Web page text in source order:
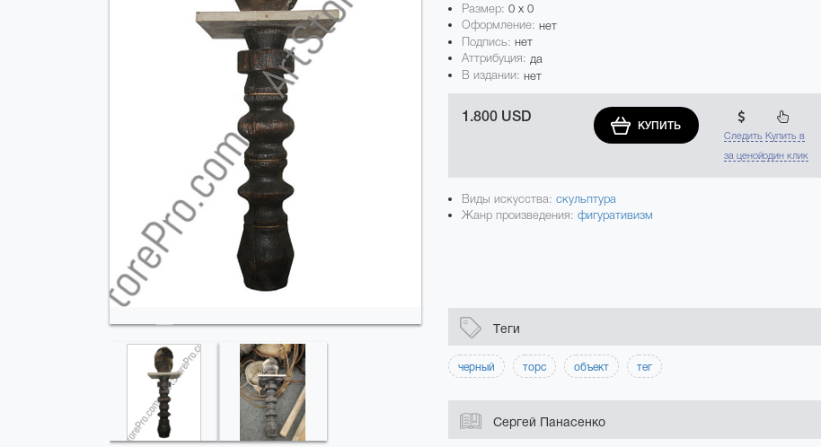
Размер: 0 x 0
Оформление: нет
Подпись: нет
Аттрибуция: да
В издании: нет
1.800 USD
КУПИТЬ
Следить
за ценой
Купить в
один клик
Виды искусства: скульптура
Жанр произведения: фигуративизм
Теги
черный торс объект тег
Сергей Панасенко